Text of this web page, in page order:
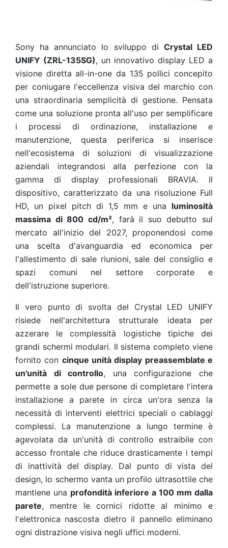
Sony ha annunciato lo sviluppo di Crystal LED
UNIFY (ZRL-135SG), un innovativo display LED a
visione diretta all-in-one da 135 pollici concepito
per coniugare l'eccellenza visiva del marchio con
una straordinaria semplicità di gestione. Pensata
come una soluzione pronta all'uso per semplificare
i processi di ordinazione, installazione e
manutenzione, questa periferica si inserisce
nell'ecosistema di soluzioni di visualizzazione
aziendali integrandosi alla perfezione con la
gamma di display professionali BRAVIA. Il
dispositivo, caratterizzato da una risoluzione Full
HD, un pixel pitch di 1,5 mm e una luminosità
massima di 800 cd/m², farà il suo debutto sul
mercato all'inizio del 2027, proponendosi come
una scelta d'avanguardia ed economica per
l'allestimento di sale riunioni, sale del consiglio e
spazi comuni nel settore corporate e
dell'istruzione superiore.
Il vero punto di svolta del Crystal LED UNIFY
risiede nell'architettura strutturale ideata per
azzerare le complessità logistiche tipiche dei
grandi schermi modulari. Il sistema completo viene
fornito con cinque unità display preassemblate e
un'unità di controllo, una configurazione che
permette a sole due persone di completare l'intera
installazione a parete in circa un'ora senza la
necessità di interventi elettrici speciali o cablaggi
complessi. La manutenzione a lungo termine è
agevolata da un'unità di controllo estraibile con
accesso frontale che riduce drasticamente i tempi
di inattività del display. Dal punto di vista del
design, lo schermo vanta un profilo ultrasottile che
mantiene una profondità inferiore a 100 mm dalla
parete, mentre le cornici ridotte al minimo e
l'elettronica nascosta dietro il pannello eliminano
ogni distrazione visiva negli uffici moderni.